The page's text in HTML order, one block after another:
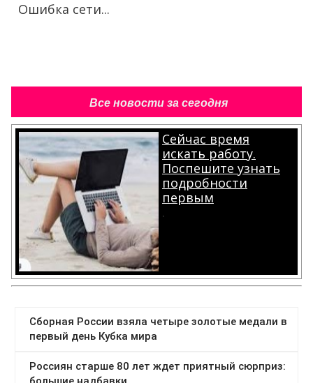
Ошибка сети...
Все новости за сегодня
Сейчас время
искать работу.
Поспешите узнать
подробности
первым
.